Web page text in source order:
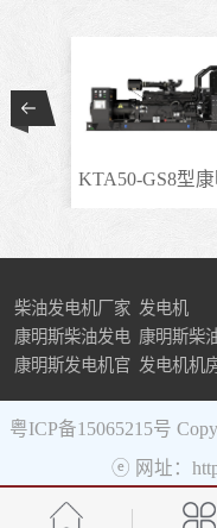
柴油发电机厂家 发电机
康明斯柴油发电
机组
康明斯柴
机
康明斯发电机官 发电机机
粤ICP备15065215号
ⓔ 网址：